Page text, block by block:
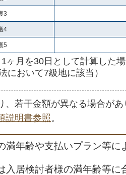
3
4
5
ヶ月を30日として計算した
において7級地に該当）
、若干金額が異なる場合があ
説明書参照。
満年齢や支払いプラン等に
入居検討者様の満年齢等に